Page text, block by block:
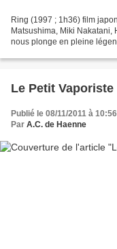
Ring (1997 ; 1h36) film
Matsushima, Miki
nous plonge en pleine
Le Petit Vaporiste
Publié le 08/11/2011 à 10:56
Par A.C. de Haenne